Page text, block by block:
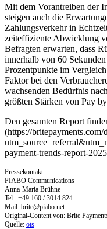
Mit dem Vorantreiben der
steigen auch die
Zahlungsverkehr in
zeiteffiziente Abwicklung
Befragten erwarten, dass
innerhalb von 60
Prozentpunkte im
Faktor bei den
wachsenden Bedürfnis
größten Stärken von Pay
Den gesamten Report
(https://
payment-trends-report-
Pressekontakt:
PIABO Communications
Anna-Maria Brühne
Tel.: +49 160 / 3014 824
Mail: brite@piabo.net
Original-Content von: Brite
Quelle: ots